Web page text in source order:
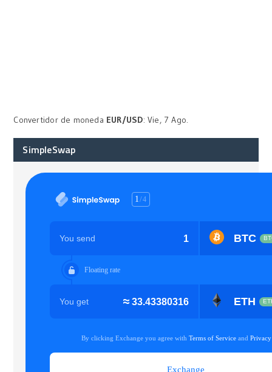
Convertidor de moneda EUR/USD: Vie, 7 Ago.
SimpleSwap